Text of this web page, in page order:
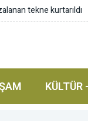
tekne kurtarıldı
KÜLTÜR